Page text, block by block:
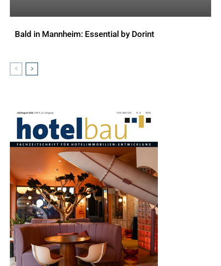
Bald in Mannheim: Essential by Dorint